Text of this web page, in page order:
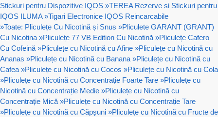
Stickuri pentru Dispozitive IQOS »TEREA Rezerve si Stickuri pentru
IQOS ILUMA »Tigari Electronice IQOS Reincarcabile
»Toate: Pliculețe Cu Nicotină și Snus »Pliculete GARANT (GRANT)
Cu Nicotina »Pliculețe 77 VB Edition Cu Nicotină »Pliculețe Cafero
Cu Cofeină »Pliculețe cu Nicotină cu Afine »Pliculețe cu Nicotină cu
Ananas »Pliculețe cu Nicotină cu Banana »Pliculețe cu Nicotină cu
Cafea »Pliculețe cu Nicotină cu Cocos »Pliculețe cu Nicotină cu Cola
»Pliculețe cu Nicotină cu Concentrație Foarte Tare »Pliculețe cu
Nicotină cu Concentrație Medie »Pliculețe cu Nicotină cu
Concentrație Mică »Pliculețe cu Nicotină cu Concentrație Tare
»Pliculețe cu Nicotină cu Căpșuni »Pliculețe cu Nicotină cu Fructe de